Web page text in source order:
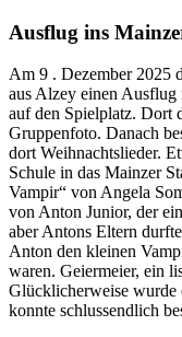
Ausflug ins
Am 9 . Dezember 2025
aus Alzey einen Ausflug
auf den Spielplatz. Dort
Gruppenfoto. Danach
dort Weihnachtslieder.
Schule in das Mainzer
Vampir“ von Angela
von Anton Junior, der
aber Antons Eltern
Anton den kleinen
waren. Geiermeier, ein
Glücklicherweise wurde
konnte schlussendlich